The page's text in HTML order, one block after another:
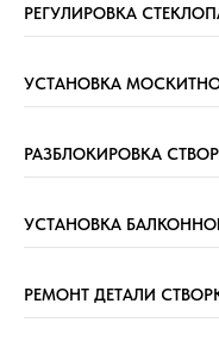
РЕГУЛИРОВКА
УСТАНОВКА
РАЗБЛОКИРОВКА
УСТАНОВКА
РЕМОНТ ДЕТАЛИ